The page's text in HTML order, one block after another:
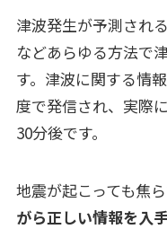
津波発生が予測され
などあらゆる方法で
す。津波に関する情
度で発信され、実際
30分後です。
地震が起こっても焦ら
がら正しい情報を入